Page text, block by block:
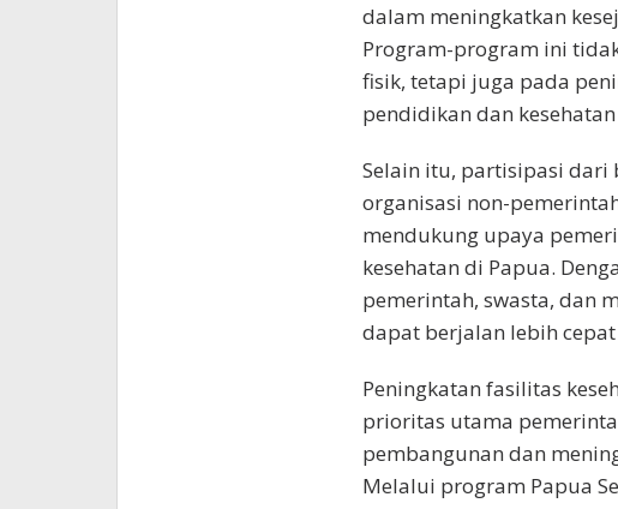
dalam meningkatkan
Program-program ini
fisik, tetapi juga pada
pendidikan dan
Selain itu, partisipasi dari
organisasi non-
mendukung upaya
kesehatan di Papua.
pemerintah, swasta, dan
dapat berjalan lebih
Peningkatan fasilitas
prioritas utama
pembangunan dan
Melalui program Papua